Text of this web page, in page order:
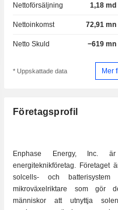
Nettoförsäljning 1,18 md
Nettoinkomst 72,91 mn
Netto Skuld −619 mn
* Uppskattade data Mer
Företagsprofil
Enphase Energy, Inc.
energiteknikföretag. Företaget
solcells- och batterisystem
mikroväxelriktare som gör
människor att utnyttja